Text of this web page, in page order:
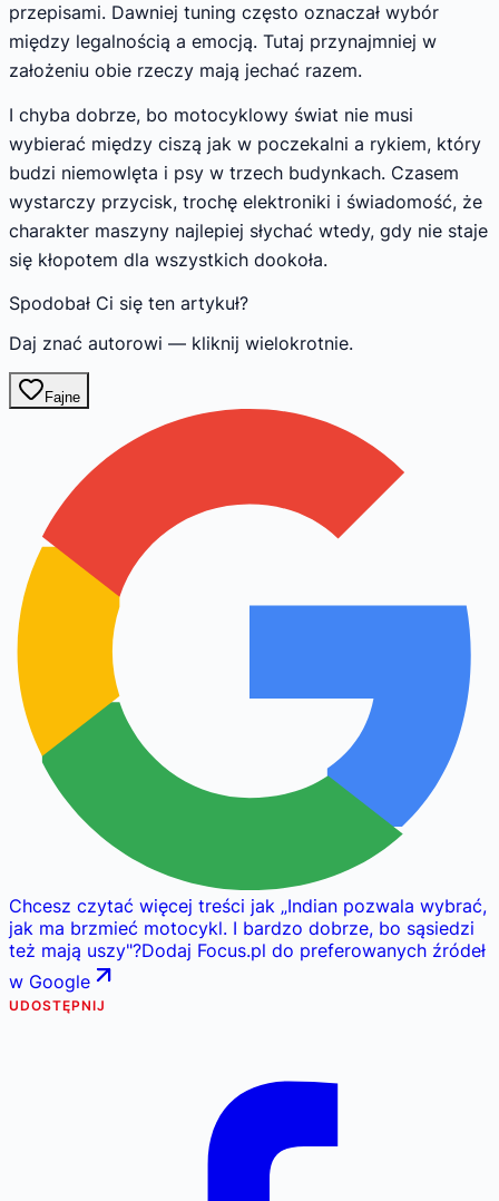
przepisami. Dawniej tuning często oznaczał wybór
między legalnością a emocją. Tutaj przynajmniej w
założeniu obie rzeczy mają jechać razem.
I chyba dobrze, bo motocyklowy świat nie musi
wybierać między ciszą jak w poczekalni a rykiem, który
budzi niemowlęta i psy w trzech budynkach. Czasem
wystarczy przycisk, trochę elektroniki i świadomość, że
charakter maszyny najlepiej słychać wtedy, gdy nie staje
się kłopotem dla wszystkich dookoła.
Spodobał Ci się ten artykuł?
Daj znać autorowi — kliknij wielokrotnie.
Fajne
Chcesz czytać więcej treści jak „Indian pozwala wybrać,
jak ma brzmieć motocykl. I bardzo dobrze, bo sąsiedzi
też mają uszy"?Dodaj Focus.pl do preferowanych źródeł
w Google
UDOSTĘPNIJ